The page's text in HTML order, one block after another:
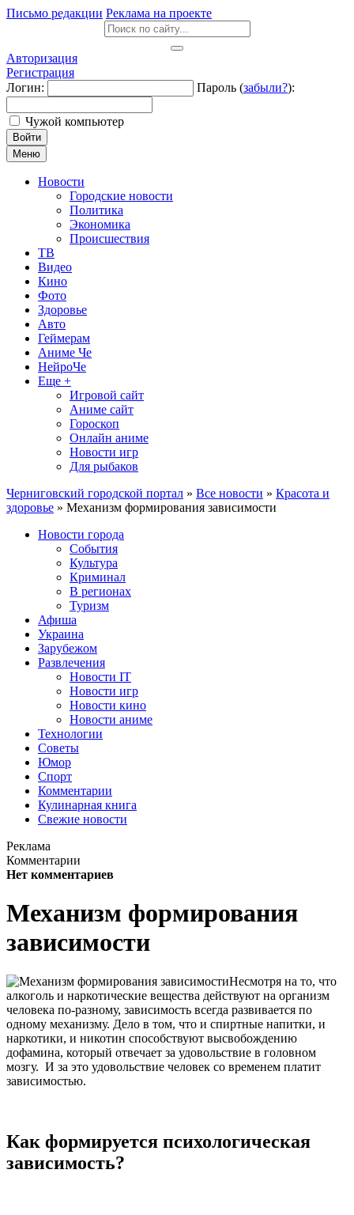
Письмо редакции Реклама на проекте
Авторизация
Регистрация
Логин:
Пароль (забыли?):
Чужой компьютер
Войти
Меню
Новости
Городские новости
Политика
Экономика
Происшествия
ТВ
Видео
Кино
Фото
Здоровье
Авто
Геймерам
Аниме Че
НейроЧе
Еще +
Игровой сайт
Аниме сайт
Гороскоп
Онлайн аниме
Новости игр
Для рыбаков
Черниговский городской портал » Все новости » Красота и
здоровье » Механизм формирования зависимости
Новости города
События
Культура
Криминал
В регионах
Туризм
Афиша
Украина
Зарубежом
Развлечения
Новости IT
Новости игр
Новости кино
Новости аниме
Технологии
Советы
Юмор
Спорт
Комментарии
Кулинарная книга
Свежие новости
Реклама
Комментарии
Нет комментариев
Механизм формирования
зависимости
Несмотря на то, что
алкоголь и наркотические вещества действуют на организм
человека по-разному, зависимость всегда развивается по
одному механизму. Дело в том, что и спиртные напитки, и
наркотики, и никотин способствуют высвобождению
дофамина, который отвечает за удовольствие в головном
мозгу. И за это удовольствие человек со временем платит
зависимостью.
Как формируется психологическая
зависимость?